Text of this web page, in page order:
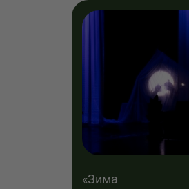
«Зима